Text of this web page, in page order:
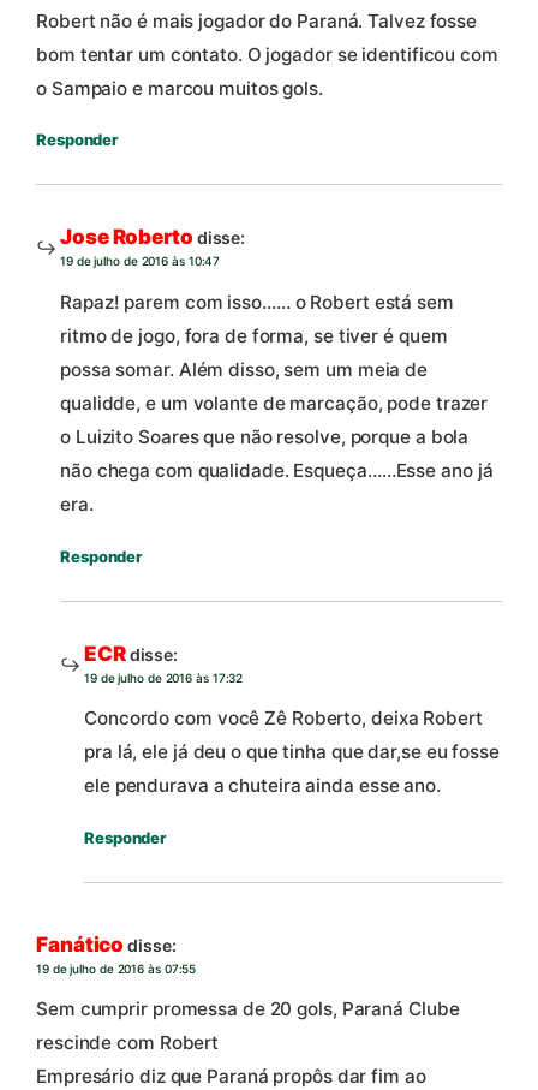
Robert não é mais jogador do Paraná. Talvez fosse
bom tentar um contato. O jogador se identificou com
o Sampaio e marcou muitos gols.
Responder
Jose Roberto disse:
19 de julho de 2016 às 10:47
Rapaz! parem com isso…… o Robert está sem
ritmo de jogo, fora de forma, se tiver é quem
possa somar. Além disso, sem um meia de
qualidde, e um volante de marcação, pode trazer
o Luizito Soares que não resolve, porque a bola
não chega com qualidade. Esqueça……Esse ano já
era.
Responder
ECRdisse:
19 de julho de 2016 às 17:32
Concordo com você Zê Roberto, deixa Robert
pra lá, ele já deu o que tinha que dar,se eu fosse
ele pendurava a chuteira ainda esse ano.
Responder
Fanático disse:
19 de julho de 2016 às 07:55
Sem cumprir promessa de 20 gols, Paraná Clube
rescinde com Robert
Empresário diz que Paraná propôs dar fim ao